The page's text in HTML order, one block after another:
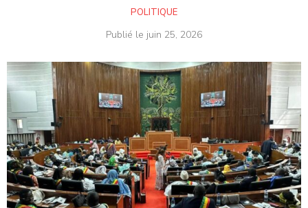
POLITIQUE
Publié le juin 25, 2026